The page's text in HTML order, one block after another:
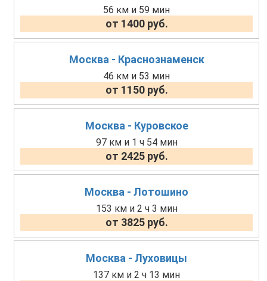
56 км и 59 мин
от 1400 руб.
Москва - Краснознаменск
46 км и 53 мин
от 1150 руб.
Москва - Куровское
97 км и 1 ч 54 мин
от 2425 руб.
Москва - Лотошино
153 км и 2 ч 3 мин
от 3825 руб.
Москва - Луховицы
137 км и 2 ч 13 мин